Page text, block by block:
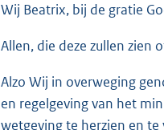
Wij Beatrix, bij de gratie
Allen, die deze zullen zien
Alzo Wij in overweging
en regelgeving van het
wetgeving te herzien en